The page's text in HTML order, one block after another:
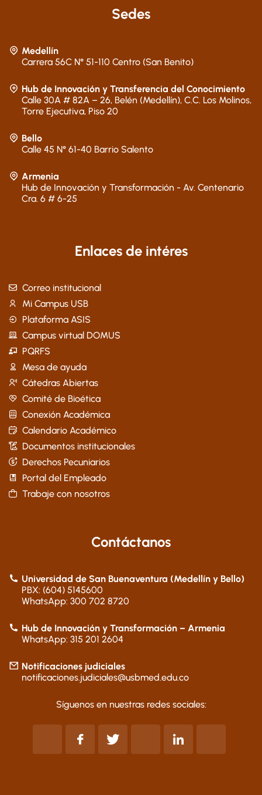
Sedes
Medellín
Carrera 56C N° 51-110 Centro (San Benito)
Hub de Innovación y Transferencia del Conocimiento
Calle 30A # 82A – 26, Belén (Medellín), C.C. Los Molinos,
Torre Ejecutiva, Piso 20
Bello
Calle 45 N° 61-40 Barrio Salento
Armenia
Hub de Innovación y Transformación - Av. Centenario
Cra. 6 # 6-25
Enlaces de intéres
Correo institucional
Mi Campus USB
Plataforma ASIS
Campus virtual DOMUS
PQRFS
Mesa de ayuda
Cátedras Abiertas
Comité de Bioética
Conexión Académica
Calendario Académico
Documentos institucionales
Derechos Pecuniarios
Portal del Empleado
Trabaje con nosotros
Contáctanos
Universidad de San Buenaventura (Medellín y Bello)
PBX: (604) 5145600
WhatsApp: 300 702 8720
Hub de Innovación y Transformación – Armenia
WhatsApp: 315 201 2604
Notificaciones judiciales
notificaciones.judiciales@usbmed.edu.co
Síguenos en nuestras redes sociales: